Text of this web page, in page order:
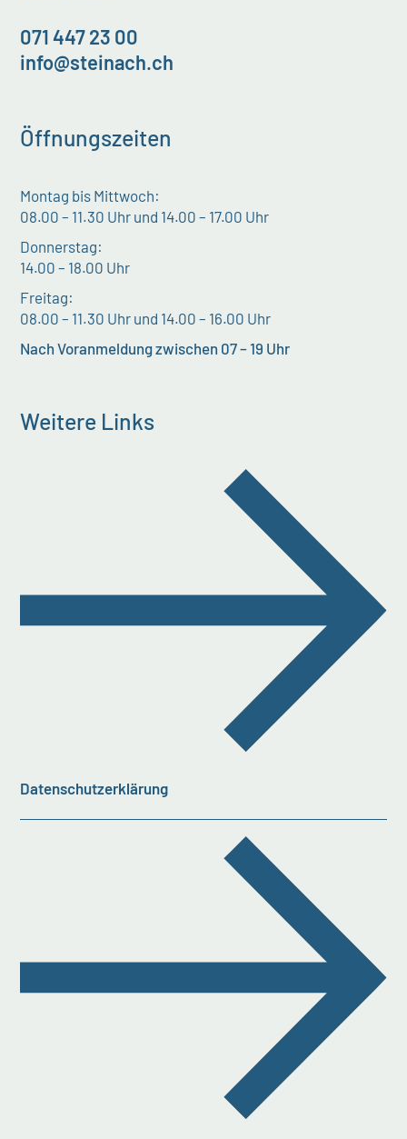
071 447 23 00
info@steinach.ch
Öffnungszeiten
Montag bis Mittwoch:
08.00 – 11.30 Uhr und 14.00 – 17.00 Uhr
Donnerstag:
14.00 – 18.00 Uhr
Freitag:
08.00 – 11.30 Uhr und 14.00 – 16.00 Uhr
Nach Voranmeldung zwischen 07 – 19 Uhr
Weitere Links
Datenschutzerklärung